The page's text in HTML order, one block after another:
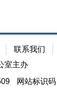
联系我们
室主办
网站标识